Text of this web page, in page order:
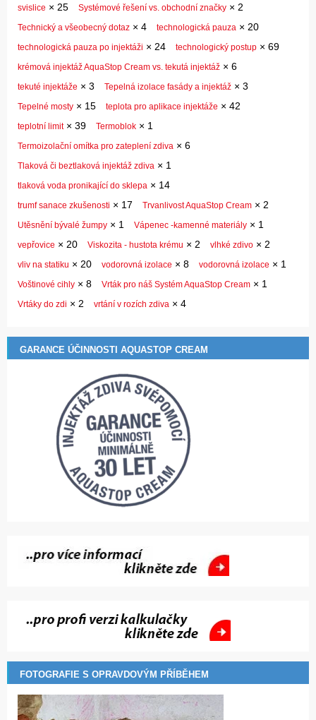
svislice × 25 Systémové řešení vs. obchodní značky × 2
Technický a všeobecný dotaz × 4 technologická pauza × 20
technologická pauza po injektáži × 24 technologický postup × 69
krémová injektáž AquaStop Cream vs. tekutá injektáž × 6
tekuté injektáže × 3 Tepelná izolace fasády a injektáž × 3
Tepelné mosty × 15 teplota pro aplikace injektáže × 42
teplotní limit× 39 Termoblok × 1
Termoizolační omítka pro zateplení zdiva × 6
Tlaková či beztlaková injektáž zdiva × 1
tlaková voda pronikající do sklepa × 14
trumf sanace zkušenosti × 17 Trvanlivost AquaStop Cream × 2
Utěsnění bývalé žumpy × 1 Vápenec -kamenné materiály × 1
vepřovice × 20 Viskozita - hustota krému × 2 vlhké zdivo × 2
vliv na statiku × 20 vodorovná izolace × 8 vodorovná izolace × 1
Voštinové cihly × 8 Vrták pro náš Systém AquaStop Cream × 1
Vrtáky do zdi × 2 vrtání v rozích zdiva × 4
GARANCE ÚČINNOSTI AQUASTOP CREAM
FOTOGRAFIE S OPRAVDOVÝM PŘÍBĚHEM